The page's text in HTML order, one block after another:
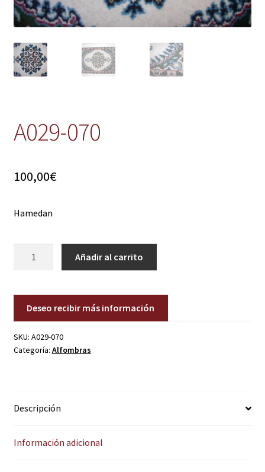
A029-070
100,00€
Hamedan
Añadir al carrito
Deseo recibir más información
SKU: A029-070
Categoría: Alfombras
Descripción
Información adicional